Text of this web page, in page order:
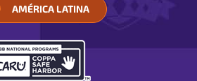
AMÉRICA LATINA